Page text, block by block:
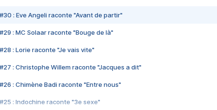
#30 : Eve Angeli raconte "Avant de partir"
#29 : MC Solaar raconte "Bouge de là"
#28 : Lorie raconte "Je vais vite"
#27 : Christophe Willem raconte "Jacques a dit"
#26 : Chimène Badi raconte "Entre nous"
#25 : Indochine raconte "3e sexe"